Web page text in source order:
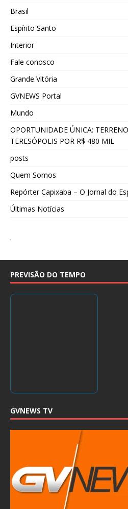
Brasil
Espírito Santo
Interior
Fale conosco
Grande Vitória
GVNEWS Portal
Mundo
OPORTUNIDADE ÚNICA:
TERESÓPOLIS POR R$ 480 MIL
posts
Quem Somos
Repórter Capixaba – O Jornal do
Últimas Notícias
PREVISÃO DO TEMPO
GVNEWS TV